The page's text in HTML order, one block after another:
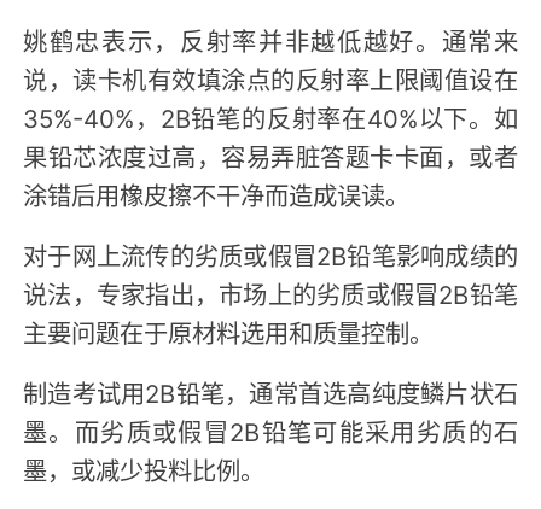
姚鹤忠表示，反射率并非越低越好。通常来
说，读卡机有效填涂点的反射率上限阈值设在
35%-40%，2B铅笔的反射率在40%以下。如
果铅芯浓度过高，容易弄脏答题卡卡面，或者
涂错后用橡皮擦不干净而造成误读。
对于网上流传的劣质或假冒2B铅笔影响成绩的
说法，专家指出，市场上的劣质或假冒2B铅笔
主要问题在于原材料选用和质量控制。
制造考试用2B铅笔，通常首选高纯度鳞片状石
墨。而劣质或假冒2B铅笔可能采用劣质的石
墨，或减少投料比例。